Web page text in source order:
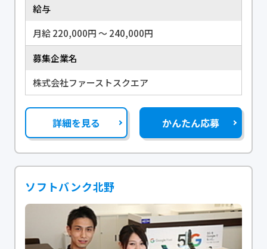
給与
月給 220,000円 〜 240,000円
募集企業名
株式会社ファーストスクエア
詳細を見る かんたん応募
ソフトバンク北野